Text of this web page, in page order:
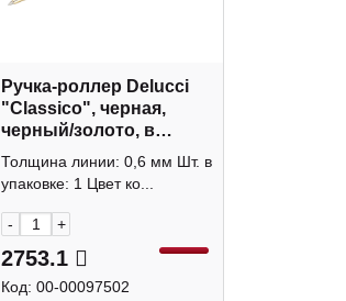
Ручка-роллер Delucci
"Classico", черная,
черный/золото, в
подар. уп. 0,6мм
CPs_62028
Толщина линии: 0,6 мм Шт. в
упаковке: 1 Цвет ко...
- +
2753.1
Код: 00-00097502